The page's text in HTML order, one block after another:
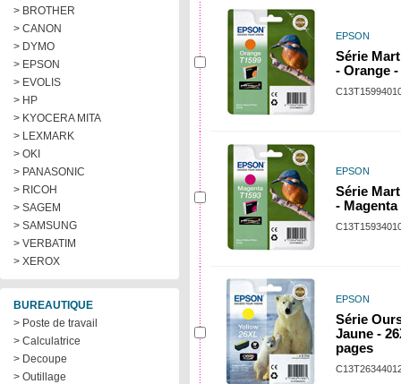
> BROTHER
> CANON
> DYMO
> EPSON
> EVOLIS
> HP
> KYOCERA MITA
> LEXMARK
> OKI
> PANASONIC
> RICOH
> SAGEM
> SAMSUNG
> VERBATIM
> XEROX
BUREAUTIQUE
> Poste de travail
> Calculatrice
> Decoupe
> Outillage
EPSON
Série
- Orange -
EPSON
Série
- Magenta
EPSON
Série
Jaune -
pages